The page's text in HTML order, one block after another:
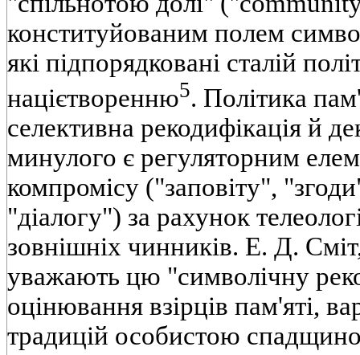
конституйованим полем
які підпорядковані сталій
націєтворенню5. Політика
селективна рекодифікація й
минулого є регуляторним
компромісу ("заповіту",
"діалогу") за рахунок
зовнішніх чинників. Е. Д.
уважають цю "символічну
оцінювання взірців пам'яті,
традицій особистою